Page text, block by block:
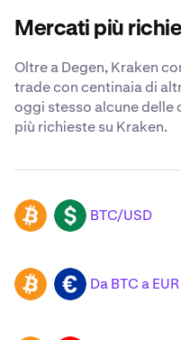
Mercati più
Oltre a Degen, Kraken
trade con centinaia di
oggi stesso alcune delle
più richieste su Kraken.
BTC USD BTC/USD
BTC EUR Da BTC a EUR